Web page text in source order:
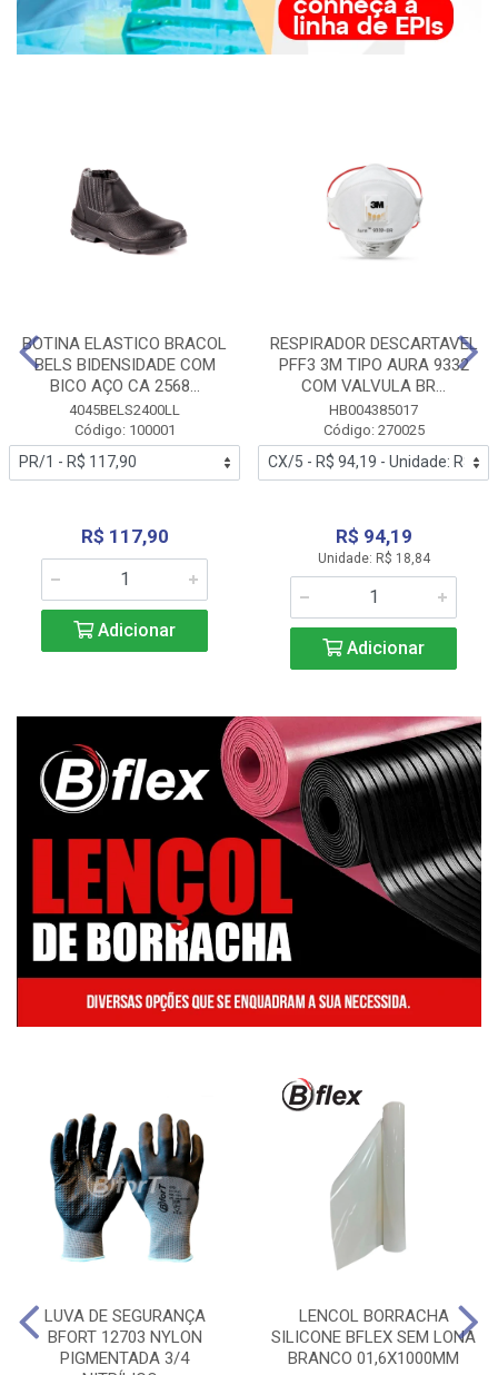
BOTINA ELASTICO BRACOL
BELS BIDENSIDADE COM
BICO AÇO CA 2568...
4045BELS2400LL
Código: 100001
R$ 117,90
Adicionar
RESPIRADOR DESCARTAVEL
PFF3 3M TIPO AURA 9332
COM VALVULA BR...
HB004385017
Código: 270025
R$ 94,19
Unidade: R$ 18,84
Adicionar
LUVA DE SEGURANÇA
BFORT 12703 NYLON
PIGMENTADA 3/4
LENCOL BORRACHA
SILICONE BFLEX SEM LONA
BRANCO 01,6X1000MM